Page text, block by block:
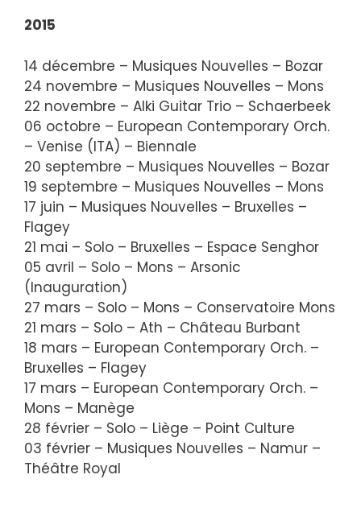
2015
14 décembre – Musiques Nouvelles – Bozar
24 novembre – Musiques Nouvelles – Mons
22 novembre – Alki Guitar Trio – Schaerbeek
06 octobre – European Contemporary Orch.
– Venise (ITA) – Biennale
20 septembre – Musiques Nouvelles – Bozar
19 septembre – Musiques Nouvelles – Mons
17 juin – Musiques Nouvelles – Bruxelles –
Flagey
21 mai – Solo – Bruxelles – Espace Senghor
05 avril – Solo – Mons – Arsonic
(Inauguration)
27 mars – Solo – Mons – Conservatoire Mons
21 mars – Solo – Ath – Château Burbant
18 mars – European Contemporary Orch. –
Bruxelles – Flagey
17 mars – European Contemporary Orch. –
Mons – Manège
28 février – Solo – Liège – Point Culture
03 février – Musiques Nouvelles – Namur –
Théâtre Royal